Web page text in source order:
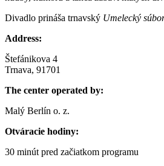
Divadlo prináša trnavský Umelecký
Address:
Štefánikova 4
Trnava, 91701
The center operated by:
Malý Berlín o. z.
Otváracie hodiny:
30 minút pred začiatkom programu